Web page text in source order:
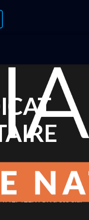
bureau pour quatre